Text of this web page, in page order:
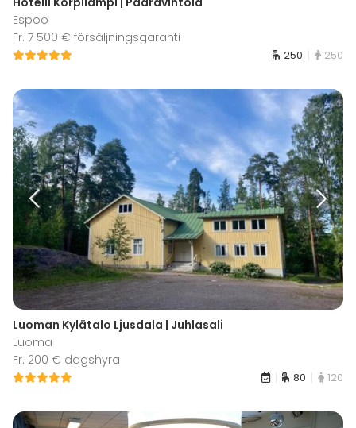
Espoo
Fr. 7 500 € försäljningsgaranti
250 250
Luoman Kylätalo Ljusdala | Juhlasali
Luoma
Fr. 200 € dagshyra
80 120